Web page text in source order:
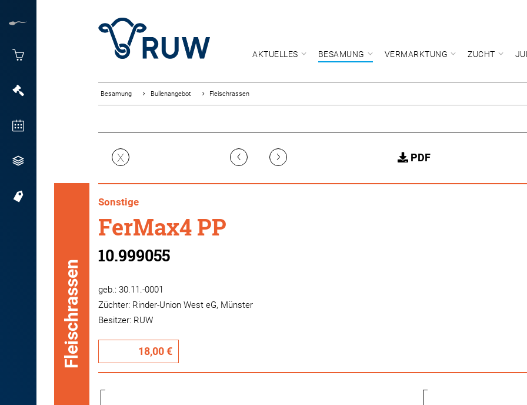
AKTUELLES BESAMUNG VERMARKTUNG ZUCHT
Besamung Bullenangebot Fleischrassen
X ‹ › PDF
Sonstige
FerMax4 PP
10.999055
geb.: 30.11.-0001
Züchter: Rinder-Union West eG, Münster
Besitzer: RUW
18,00 €
Fleischrassen